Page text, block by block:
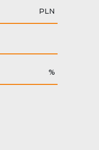
PLN
%